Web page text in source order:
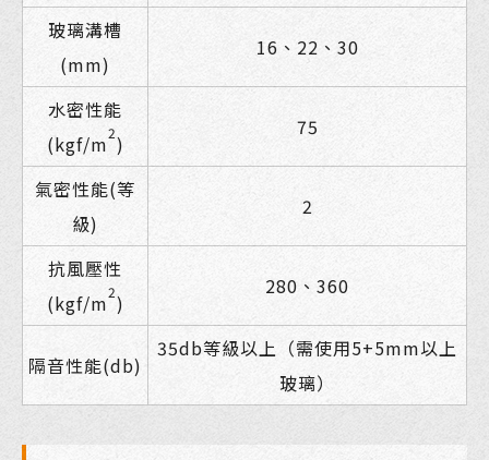
玻璃溝槽
(mm)
16、22、30
水密性能
(kgf/m2)
75
氣密性能(等
級)
2
抗風壓性
(kgf/m2)
280、360
隔音性能(db)
35db等級以上（需使用5+5mm以上
玻璃）